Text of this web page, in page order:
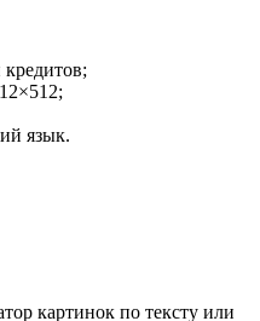
язык.
картинок по тексту или